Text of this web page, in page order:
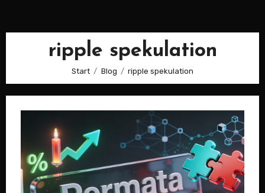
ripple spekulation
Start Blog ripple spekulation